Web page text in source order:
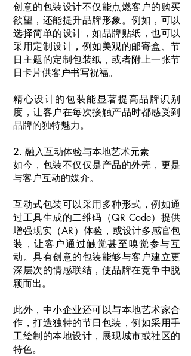
创意的包装设计不仅能点燃客户的购买
欲望，还能提升品牌形象。例如，可以
选择简单的设计，如品牌贴纸，也可以
采用定制设计，例如美观的邮寄盒、节
日主题的定制包装纸，或者附上一张节
日卡片供客户书写祝福。
精心设计的包装能显著提高品牌识别
度，让客户在每次接触产品时都感受到
品牌的独特魅力。
2. 融入互动体验与本地艺术元素
如今，包装不仅仅是产品的外壳，更是
与客户互动的媒介。
互动式包装可以采用多种形式，例如通
过工具生成的二维码（QR Code）提供
增强现实（AR）体验，或设计多感官包
装，让客户通过触觉甚至嗅觉参与互
动。具有创意的包装能够与客户建立更
深层次的情感联结，使品牌在竞争中脱
颖而出。
此外，中小企业还可以与本地艺术家合
作，打造独特的节日包装，例如采用手
工绘制的本地设计，展现城市或社区的
特色。